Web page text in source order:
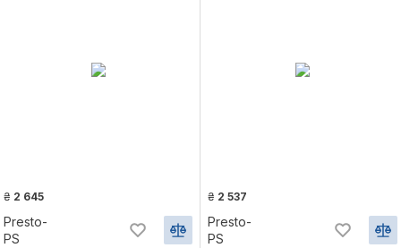
₴ 2 645
Presto-
PS
₴ 2 537
Presto-
PS